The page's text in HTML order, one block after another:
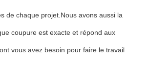
de chaque projet.Nous avons aussi la
coupure est exacte et répond aux
vous avez besoin pour faire le travail